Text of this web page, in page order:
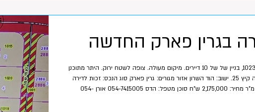
בגרין פארק החדשה
זכות לדירת 5 חד' בבניין 1023, בניין של של 10 דיירים. מיקום מעולה. צופה לשטח ירוק. היתר מתוכנן
תוך חודשיים. תחילת בנייה קיץ 25. ישוב: הוד השרון אזור מגורים: גרין פארק סוג הנכס: זכות לדירה
חדרים: 5 שטח בנוי: 130 מ"ר מחיר: 2,175,000 ש"ח סוכן מטפל: הדס 054-7415005 אורן 054-